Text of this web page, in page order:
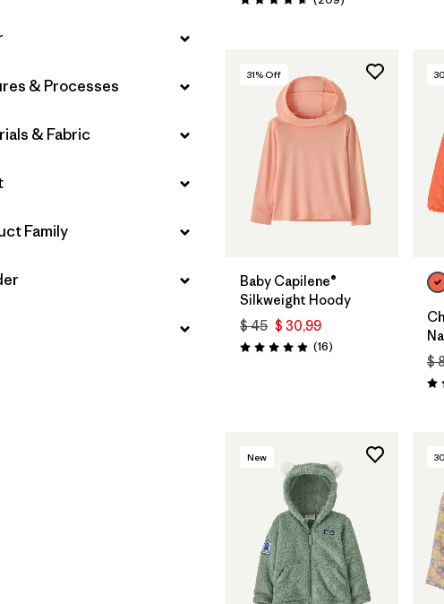
por& Processes
por & Fabric
porFamily
Valoración: 4.7 / 5
31% Off
Baby Capilene®
Silkweight Hoody
$ 45 $ 30,99
Valoración: 4.9 / 5
(16Comentarios
)
30
$
New 30